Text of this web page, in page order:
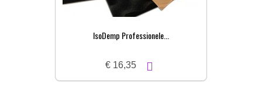
IsoDemp Professionele...
€ 16,35